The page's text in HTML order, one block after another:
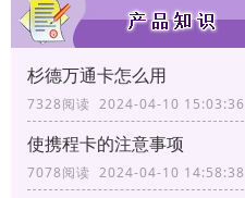
杉德万通卡怎么用
7328阅读 2024-04-10 15:03:36
使携程卡的注意事项
7078阅读 2024-04-10 14:58:38